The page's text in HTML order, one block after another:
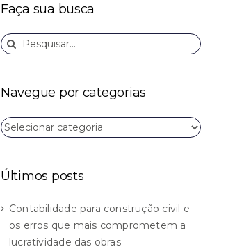
Faça sua busca
Buscar
resultados
Navegue por categorias
Navegue
por
Últimos posts
Contabilidade para construção civil e
os erros que mais comprometem a
lucratividade das obras